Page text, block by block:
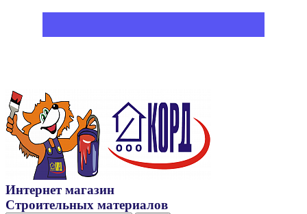
Интернет магазин
Строительных материалов